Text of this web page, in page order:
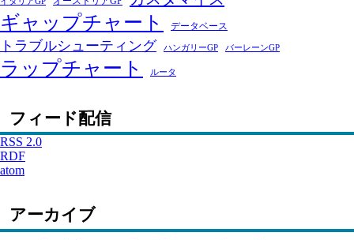
ギャップチャート データベース
トラブルシューティング ハンガリーGP バーレーンGP
ラップチャート ルータ
フィード配信
RSS 2.0
RDF
atom
アーカイブ